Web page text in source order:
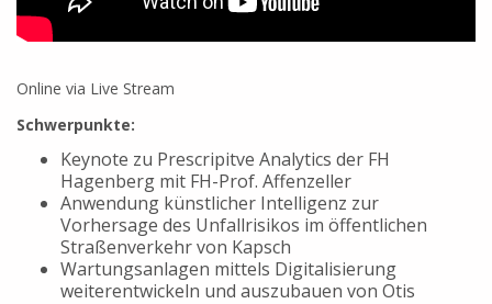
Online via Live Stream
Schwerpunkte:
Keynote zu Prescripitve Analytics der FH
Hagenberg mit FH-Prof. Affenzeller
Anwendung künstlicher Intelligenz zur
Vorhersage des Unfallrisikos im öffentlichen
Straßenverkehr von Kapsch
Wartungsanlagen mittels Digitalisierung
weiterentwickeln und auszubauen von Otis